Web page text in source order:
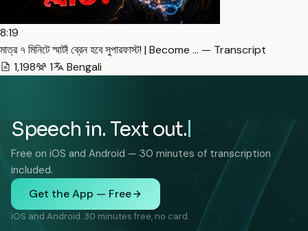
8:19
মাত্র ৭ মিনিটে স্মার্ট! ব্রেন হবে সুপারফাস্ট! | Become … — Transcript
1,198
1 Bengali
Speech in. Text out.
Free on iOS and Android — 30 minutes of transcription
included.
Get the App — Free
iOS and Android. 30 minutes free, no card.